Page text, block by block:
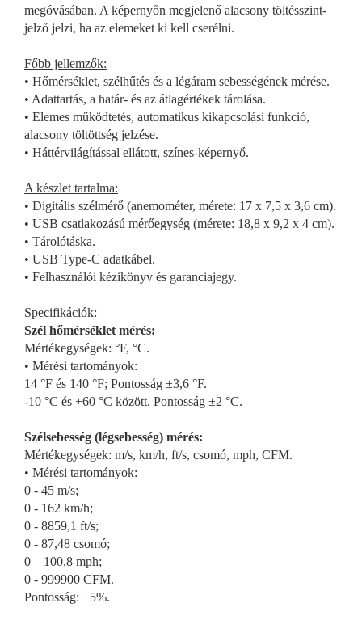
megóvásában. A képernyőn megjelenő alacsony töltésszint-
jelző jelzi, ha az elemeket ki kell cserélni.
Főbb jellemzők:
• Hőmérséklet, szélhűtés és a légáram sebességének mérése.
• Adattartás, a határ- és az átlagértékek tárolása.
• Elemes működtetés, automatikus kikapcsolási funkció,
alacsony töltöttség jelzése.
• Háttérvilágítással ellátott, színes-képernyő.
A készlet tartalma:
• Digitális szélmérő (anemométer, mérete: 17 x 7,5 x 3,6 cm).
• USB csatlakozású mérőegység (mérete: 18,8 x 9,2 x 4 cm).
• Tárolótáska.
• USB Type-C adatkábel.
• Felhasználói kézikönyv és garanciajegy.
Specifikációk:
Szél hőmérséklet mérés:
Mértékegységek: °F, °C.
• Mérési tartományok:
14 °F és 140 °F; Pontosság ±3,6 °F.
-10 °C és +60 °C között. Pontosság ±2 °C.
Szélsebesség (légsebesség) mérés:
Mértékegységek: m/s, km/h, ft/s, csomó, mph, CFM.
• Mérési tartományok:
0 - 45 m/s;
0 - 162 km/h;
0 - 8859,1 ft/s;
0 - 87,48 csomó;
0 – 100,8 mph;
0 - 999900 CFM.
Pontosság: ±5%.